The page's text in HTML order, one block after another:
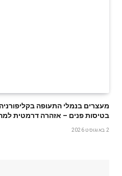
מעצרים בנמלי התעופה
בטיסות פנים – אזהרה דרמטית
2 באוגוסט 2026